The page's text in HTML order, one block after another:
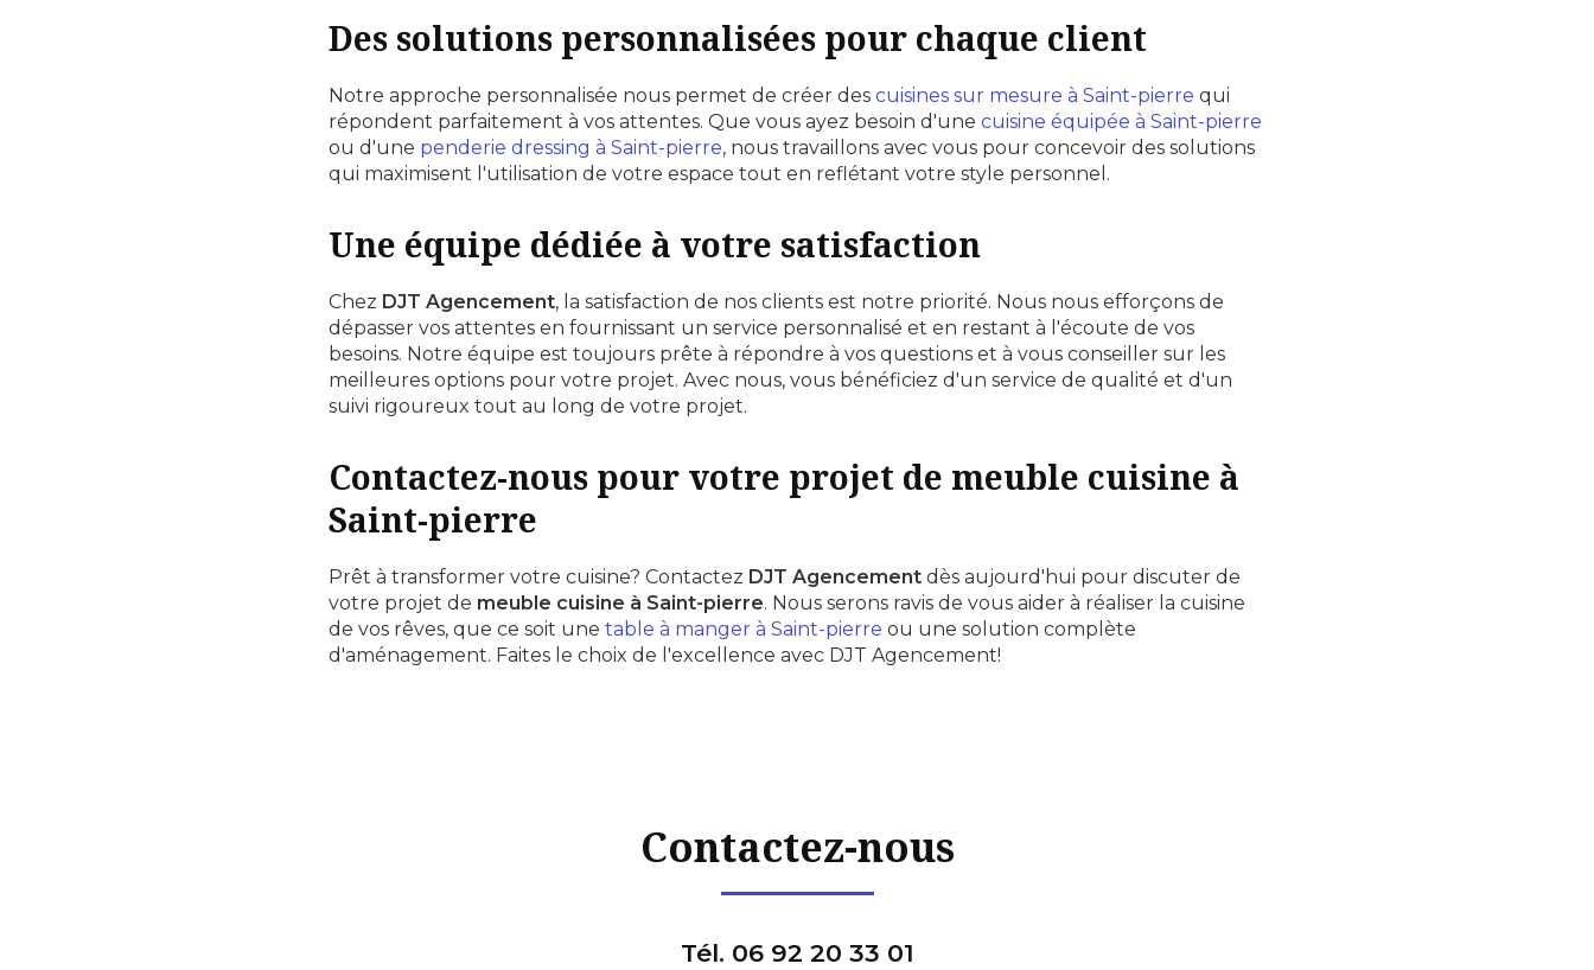
Des solutions personnalisées pour chaque client
Notre approche personnalisée nous permet de créer des cuisines sur mesure à Saint-pierre qui
répondent parfaitement à vos attentes. Que vous ayez besoin d'une cuisine équipée à Saint-pierre
ou d'une penderie dressing à Saint-pierre, nous travaillons avec vous pour concevoir des solutions
qui maximisent l'utilisation de votre espace tout en reflétant votre style personnel.
Une équipe dédiée à votre satisfaction
Chez DJT Agencement, la satisfaction de nos clients est notre priorité. Nous nous efforçons de
dépasser vos attentes en fournissant un service personnalisé et en restant à l'écoute de vos
besoins. Notre équipe est toujours prête à répondre à vos questions et à vous conseiller sur les
meilleures options pour votre projet. Avec nous, vous bénéficiez d'un service de qualité et d'un
suivi rigoureux tout au long de votre projet.
Contactez-nous pour votre projet de meuble cuisine à
Saint-pierre
Prêt à transformer votre cuisine? Contactez DJT Agencement dès aujourd'hui pour discuter de
votre projet de meuble cuisine à Saint-pierre. Nous serons ravis de vous aider à réaliser la cuisine
de vos rêves, que ce soit une table à manger à Saint-pierre ou une solution complète
d'aménagement. Faites le choix de l'excellence avec DJT Agencement!
Contactez-nous
Tél. 06 92 20 33 01